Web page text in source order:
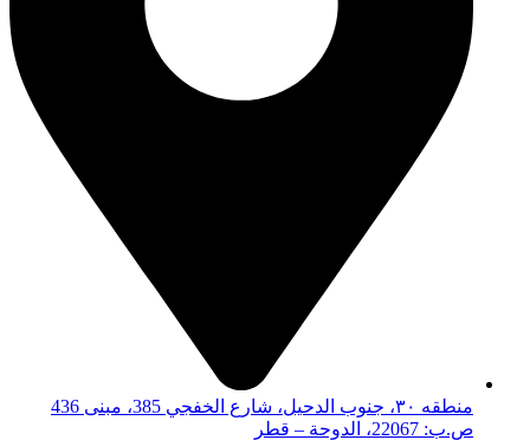
منطقه ٣٠، جنوب الدحيل، شارع الخفجي 385، مبنى 436
ص.ب: 22067، الدوحة – قطر